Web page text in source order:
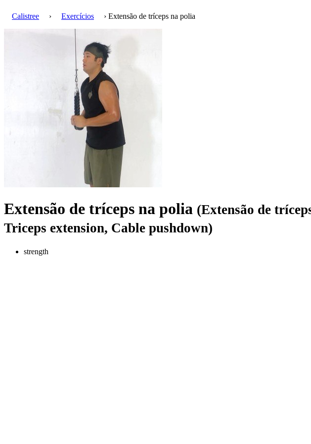
Calistree › Exercícios › Extensão de tríceps na polia
Extensão de tríceps na polia (Extensão de
Triceps extension, Cable pushdown)
strength